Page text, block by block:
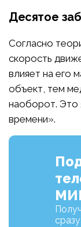
Десятое
Согласно
скорость
влияет на его
объект, тем
наоборот. Это
времени».